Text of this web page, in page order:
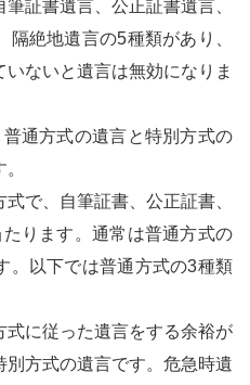
証書遺言、公正証書遺言、
絶地遺言の5種類があり、
ないと遺言は無効になりま
通方式の遺言と特別方式の
で、自筆証書、公正証書、
ります。通常は普通方式の
。以下では普通方式の3種類
に従った遺言をする余裕が
方式の遺言です。危急時遺